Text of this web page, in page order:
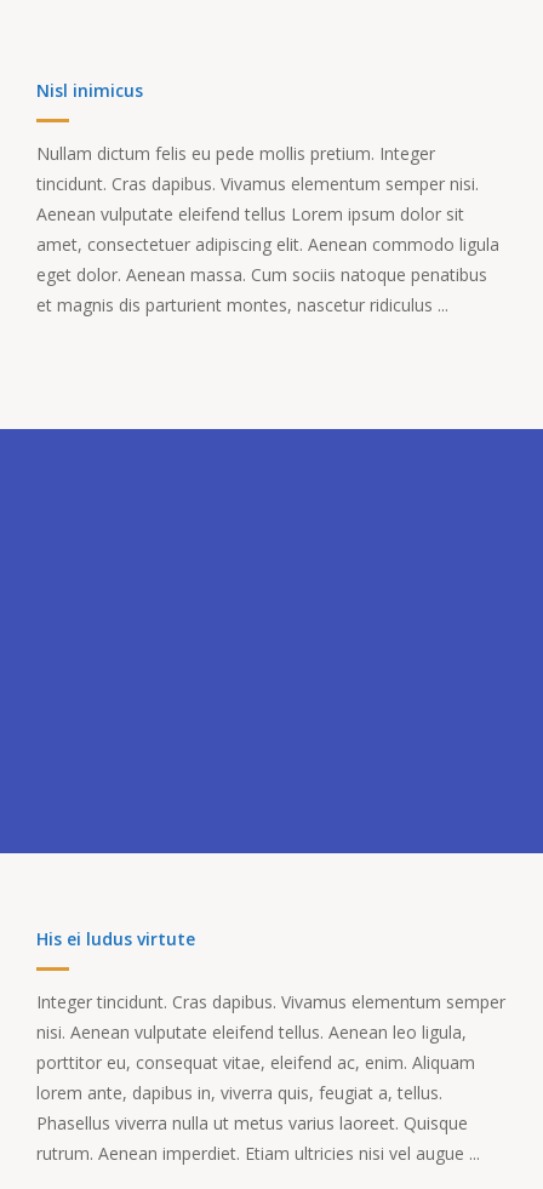
Nisl inimicus
Nullam dictum felis eu pede mollis pretium. Integer
tincidunt. Cras dapibus. Vivamus elementum semper nisi.
Aenean vulputate eleifend tellus Lorem ipsum dolor sit
amet, consectetuer adipiscing elit. Aenean commodo ligula
eget dolor. Aenean massa. Cum sociis natoque penatibus
et magnis dis parturient montes, nascetur ridiculus ...
His ei ludus virtute
Integer tincidunt. Cras dapibus. Vivamus elementum semper
nisi. Aenean vulputate eleifend tellus. Aenean leo ligula,
porttitor eu, consequat vitae, eleifend ac, enim. Aliquam
lorem ante, dapibus in, viverra quis, feugiat a, tellus.
Phasellus viverra nulla ut metus varius laoreet. Quisque
rutrum. Aenean imperdiet. Etiam ultricies nisi vel augue ...